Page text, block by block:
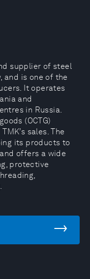
supplier of steel
and is one of the
It operates
and
in Russia.
(OCTG)
sales. The
its products to
offers a wide
protective